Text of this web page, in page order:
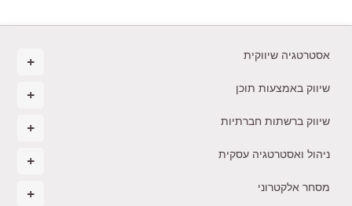
אסטרטגיה שיווקית
שיווק באמצעות תוכן
שיווק ברשתות חברתיות
ניהול ואסטרטגיה עסקית
מסחר אלקטרוני